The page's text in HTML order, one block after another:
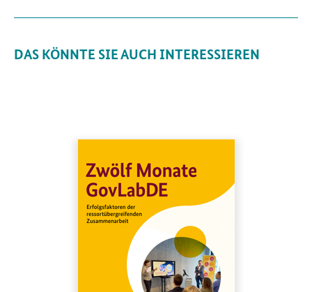
DAS KÖNNTE SIE AUCH INTERESSIEREN